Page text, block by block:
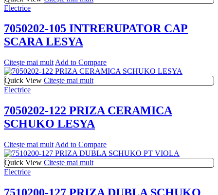
Electrice
7050202-105 INTRERUPATOR CAP
SCARA LESYA
Citește mai mult Add to Compare
Quick View Citește mai mult
Electrice
7050202-122 PRIZA CERAMICA
SCHUKO LESYA
Citește mai mult Add to Compare
Quick View Citește mai mult
Electrice